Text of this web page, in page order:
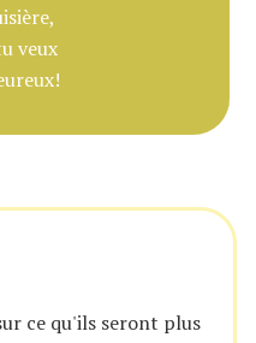
veux
ce qu'ils seront plus